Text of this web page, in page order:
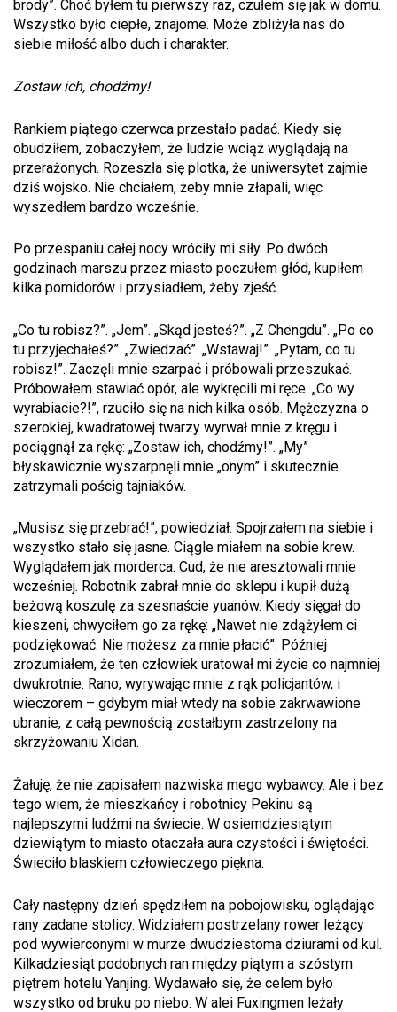
brody”. Choć byłem tu pierwszy raz, czułem się jak w domu.
Wszystko było ciepłe, znajome. Może zbliżyła nas do
siebie miłość albo duch i charakter.
Zostaw ich, chodźmy!
Rankiem piątego czerwca przestało padać. Kiedy się
obudziłem, zobaczyłem, że ludzie wciąż wyglądają na
przerażonych. Rozeszła się plotka, że uniwersytet zajmie
dziś wojsko. Nie chciałem, żeby mnie złapali, więc
wyszedłem bardzo wcześnie.
Po przespaniu całej nocy wróciły mi siły. Po dwóch
godzinach marszu przez miasto poczułem głód, kupiłem
kilka pomidorów i przysiadłem, żeby zjeść.
„Co tu robisz?”. „Jem”. „Skąd jesteś?”. „Z Chengdu”. „Po co
tu przyjechałeś?”. „Zwiedzać”. „Wstawaj!”. „Pytam, co tu
robisz!”. Zaczęli mnie szarpać i próbowali przeszukać.
Próbowałem stawiać opór, ale wykręcili mi ręce. „Co wy
wyrabiacie?!”, rzuciło się na nich kilka osób. Mężczyzna o
szerokiej, kwadratowej twarzy wyrwał mnie z kręgu i
pociągnął za rękę: „Zostaw ich, chodźmy!”. „My”
błyskawicznie wyszarpnęli mnie „onym” i skutecznie
zatrzymali pościg tajniaków.
„Musisz się przebrać!”, powiedział. Spojrzałem na siebie i
wszystko stało się jasne. Ciągle miałem na sobie krew.
Wyglądałem jak morderca. Cud, że nie aresztowali mnie
wcześniej. Robotnik zabrał mnie do sklepu i kupił dużą
beżową koszulę za szesnaście yuanów. Kiedy sięgał do
kieszeni, chwyciłem go za rękę: „Nawet nie zdążyłem ci
podziękować. Nie możesz za mnie płacić”. Później
zrozumiałem, że ten człowiek uratował mi życie co najmniej
dwukrotnie. Rano, wyrywając mnie z rąk policjantów, i
wieczorem – gdybym miał wtedy na sobie zakrwawione
ubranie, z całą pewnością zostałbym zastrzelony na
skrzyżowaniu Xidan.
Żałuję, że nie zapisałem nazwiska mego wybawcy. Ale i bez
tego wiem, że mieszkańcy i robotnicy Pekinu są
najlepszymi ludźmi na świecie. W osiemdziesiątym
dziewiątym to miasto otaczała aura czystości i świętości.
Świeciło blaskiem człowieczego piękna.
Cały następny dzień spędziłem na pobojowisku, oglądając
rany zadane stolicy. Widziałem postrzelany rower leżący
pod wywierconymi w murze dwudziestoma dziurami od kul.
Kilkadziesiąt podobnych ran między piątym a szóstym
piętrem hotelu Yanjing. Wydawało się, że celem było
wszystko od bruku po niebo. W alei Fuxingmen leżały